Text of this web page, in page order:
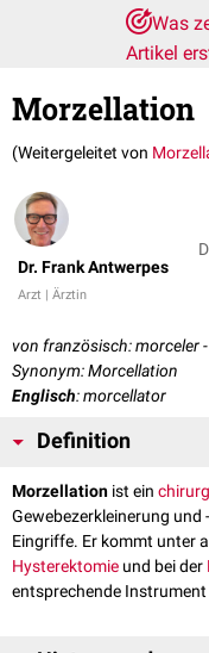
Was
Artikel
Morzellation
(Weitergeleitet von
Dr. Frank Antwerpes
Arzt | Ärztin
von französisch: morceler
Synonym: Morcellation
Englisch: morcellator
Definition
Morzellation ist ein
Gewebezerkleinerung
Eingriffe. Er kommt unter
Hysterektomie und bei der
entsprechende